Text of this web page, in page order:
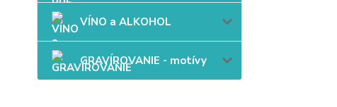
VÍNO a ALKOHOL
GRAVÍROVANIE - motívy